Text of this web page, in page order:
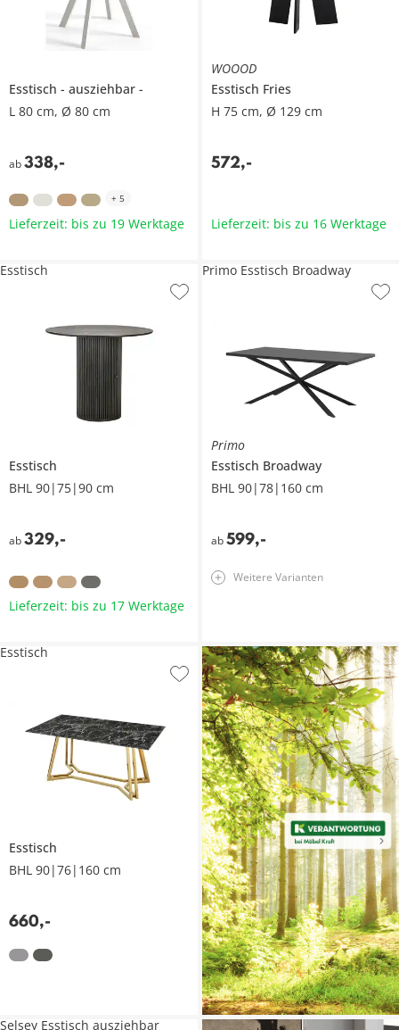
Esstisch
ausziehbar
L 80 cm, Ø 80 cm
ab338,-
+ 5
Lieferzeit: bis zu 19 Werktage
WOOOD
Esstisch Fries
H 75 cm, Ø 129 cm
572,-
Lieferzeit: bis zu 16 Werktage
Esstisch
BHL 90|75|90 cm
ab329,-
Esstisch
Lieferzeit: bis zu 17 Werktage
Primo
Esstisch Broadway
BHL 90|78|160 cm
ab 599,-
Primo Esstisch Broadway
Weitere Varianten
Esstisch
BHL 90|76|160 cm
660,-
Esstisch
Selsey Esstisch ausziehbar